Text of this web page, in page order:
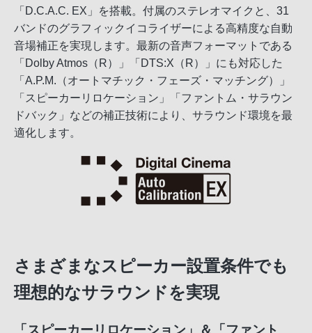
「D.C.A.C. EX」を搭載。付属のステレオマイクと、31
バンドのグラフィックイコライザーによる高精度な自動
音場補正を実現します。最新の音声フォーマットである
「Dolby Atmos（R）」「DTS:X（R）」にも対応した
「A.P.M.（オートマチック・フェーズ・マッチング）」
「スピーカーリロケーション」「ファントム・サラウン
ドバック」などの補正技術により、サラウンド環境を最
適化します。
さまざまなスピーカー設置条件でも
理想的なサラウンドを実現
「スピーカーリロケーション」＆「ファント